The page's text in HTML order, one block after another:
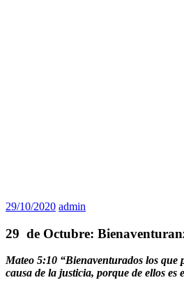
29/10/2020 admin
29 de Octubre:
Mateo 5:10 “Bienaventurados los que
causa de la justicia, porque de ellos es